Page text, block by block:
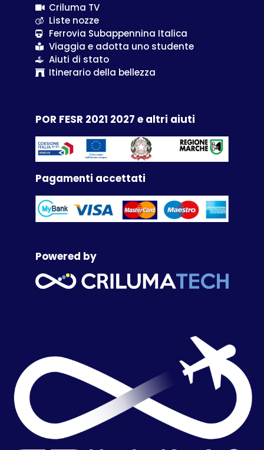
Criluma TV
Liste nozze
Ferrovia Subappennina Italica
Viaggia e adotta uno studente
Aiuti di stato
Itinerario della bellezza
POR FESR 2021 2027 e altri aiuti
Pagamenti accettati
Powered by